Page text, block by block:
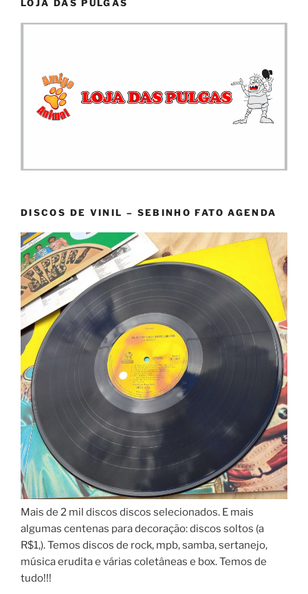
LOJA DAS PULGAS
DISCOS DE VINIL – SEBINHO FATO AGENDA
Mais de 2 mil discos discos selecionados. E mais
algumas centenas para decoração: discos soltos (a
R$1,). Temos discos de rock, mpb, samba, sertanejo,
música erudita e várias coletâneas e box. Temos de
tudo!!!